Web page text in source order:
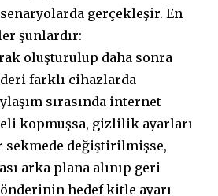
gerçekleşir. En
şunlardır:
oluşturulup daha sonra
farklı cihazlarda
sırasında internet
kopmuşsa, gizlilik ayarları
sekmede değiştirilmişse,
arka plana alınıp geri
hedef kitle ayarı